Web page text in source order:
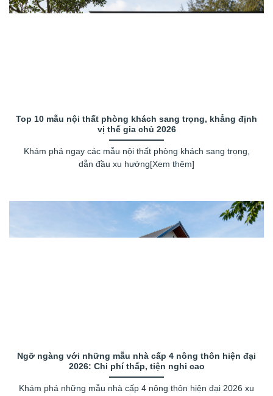
Top 10 mẫu nội thất phòng khách sang trọng, khẳng định
vị thế gia chủ 2026
Khám phá ngay các mẫu nội thất phòng khách sang trọng,
dẫn đầu xu hướng[Xem thêm]
Ngỡ ngàng với những mẫu nhà cấp 4 nông thôn hiện đại
2026: Chi phí thấp, tiện nghi cao
Khám phá những mẫu nhà cấp 4 nông thôn hiện đại 2026 xu